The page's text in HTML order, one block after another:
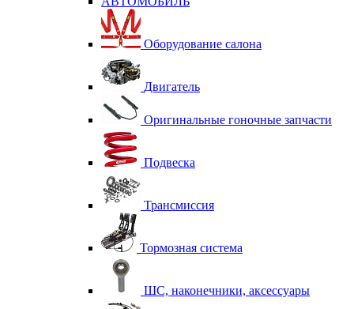
Оборудование салона
Двигатель
Оригинальные гоночные запчасти
Подвеска
Трансмиссия
Тормозная система
ШС, наконечники, аксессуары